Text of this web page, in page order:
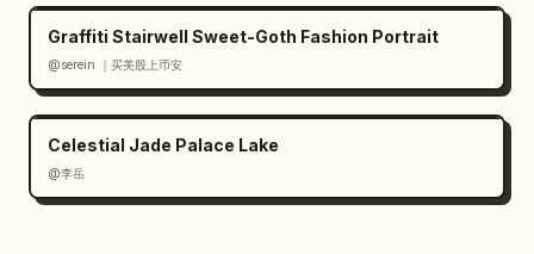
Graffiti Stairwell Sweet-Goth Fashion Portrait
@serein ｜买美股上币安
Celestial Jade Palace Lake
@李岳